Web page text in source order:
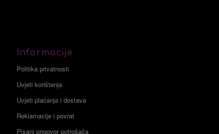
Informacije
Politika privatnosti
Uvjeti korištenja
Uvjeti plaćanja i dostava
Reklamacije i povrat
Pisani prigovor potrošača